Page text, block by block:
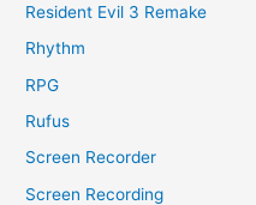
Resident Evil 3 Remake
Rhythm
RPG
Rufus
Screen Recorder
Screen Recording